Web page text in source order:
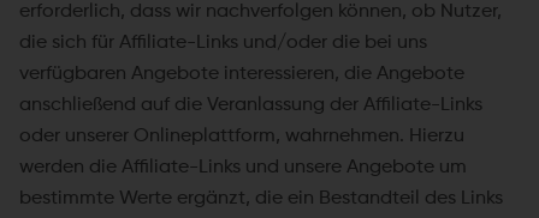
erforderlich, dass wir nachverfolgen können, ob Nutzer,
die sich für Affiliate-Links und/oder die bei uns
verfügbaren Angebote interessieren, die Angebote
anschließend auf die Veranlassung der Affiliate-Links
oder unserer Onlineplattform, wahrnehmen. Hierzu
werden die Affiliate-Links und unsere Angebote um
bestimmte Werte ergänzt, die ein Bestandteil des Links